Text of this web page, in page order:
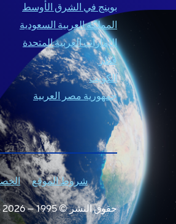
بوينج في الشرق الأوسط
المملكة العربية السعودية
الإمارات العربية المتحدة
قطر
الكويت
جمهورية مصر العربية
شروط الموقع
حقوق النشر © 1995 – 2026